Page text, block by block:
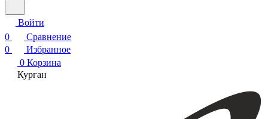
Войти
0
Сравнение
0
Избранное
0 Корзина
Курган